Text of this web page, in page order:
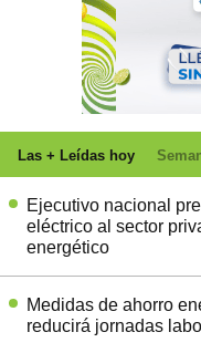
Las + Leídas hoy
Ejecutivo nacional
eléctrico al sector
energético
Medidas de ahorro
reducirá jornadas